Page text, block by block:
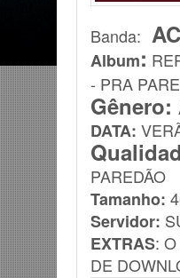
Banda:
Album:
- PRA
Gênero:
DATA:
PAREDÃO
Tamanho:
Servidor:
EXTRAS:
DE